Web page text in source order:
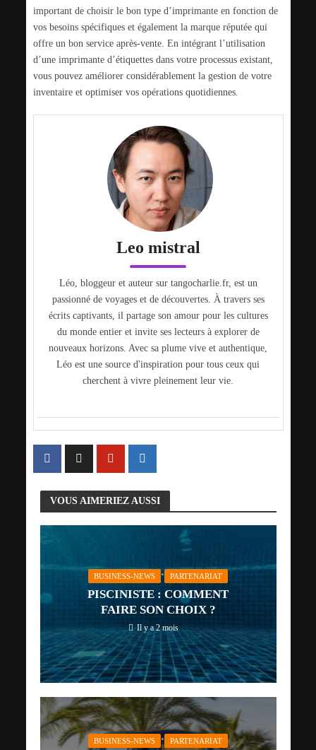
important de choisir le bon type d’imprimante en fonction de
vos besoins spécifiques et également la marque réputée qui
offre un bon service après-vente. En intégrant l’utilisation
d’une imprimante d’étiquettes dans votre processus existant,
vous pouvez améliorer considérablement la gestion de votre
inventaire et optimiser vos opérations quotidiennes.
Leo mistral
Léo, bloggeur et auteur sur tangocharlie.fr, est un
passionné de voyages et de découvertes. À travers ses
écrits captivants, il partage son amour pour les cultures
du monde entier et invite ses lecteurs à explorer de
nouveaux horizons. Avec sa plume vive et authentique,
Léo est une source d'inspiration pour tous ceux qui
cherchent à vivre pleinement leur vie.
VOUS AIMERIEZ AUSSI
BUSINESS-NEWS • PARTENARIAT
PISCINISTE : COMMENT
FAIRE SON CHOIX ?
Il y a 2 mois
BUSINESS-NEWS • PARTENARIAT